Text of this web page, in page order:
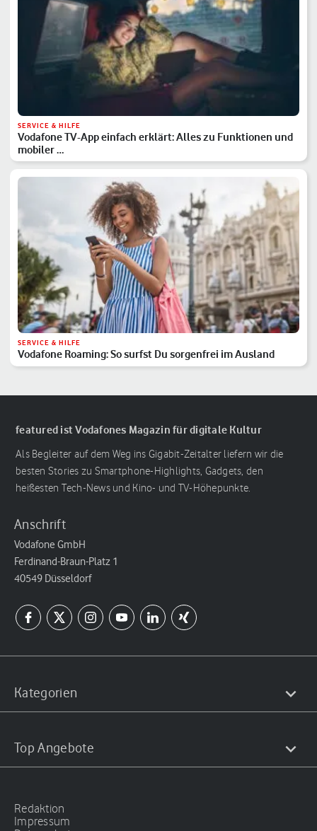
SERVICE & HILFE
Vodafone TV-App einfach erklärt: Alles zu Funktionen und
mobiler …
SERVICE & HILFE
Vodafone Roaming: So surfst Du sorgenfrei im Ausland
featured ist Vodafones Magazin für digitale Kultur
Als Begleiter auf dem Weg ins Gigabit-Zeitalter liefern wir die
besten Stories zu Smartphone-Highlights, Gadgets, den
heißesten Tech-News und Kino- und TV-Höhepunkte.
Anschrift
Vodafone GmbH
Ferdinand-Braun-Platz 1
40549 Düsseldorf
Kategorien
Top Angebote
Redaktion
Impressum